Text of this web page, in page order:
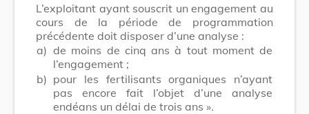
L’exploitant ayant souscrit un engagement au
cours de la période de programmation
précédente doit disposer d’une analyse :
a) de moins de cinq ans à tout moment de
l’engagement ;
b) pour les fertilisants organiques n’ayant
pas encore fait l’objet d’une analyse
endéans un délai de trois ans ».